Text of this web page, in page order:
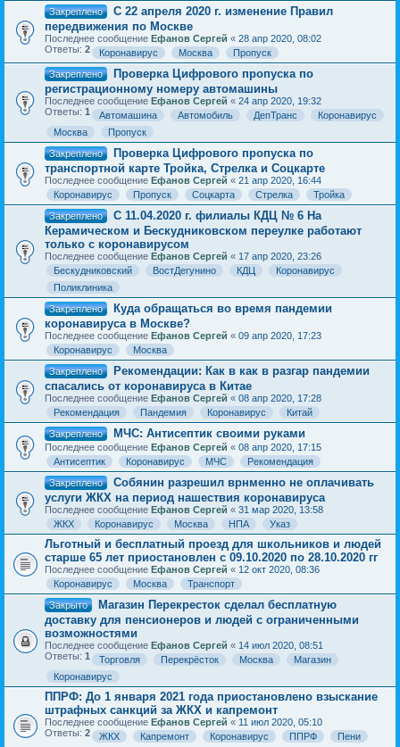
Закреплено
С 22 апреля 2020 г. изменение Правил
передвижения по Москве
Последнее сообщение Ефанов Сергей « 28 апр 2020, 08:02
Ответы: 2 Коронавирус Москва
Пропуск
Закреплено
Проверка Цифрового пропуска по
регистрационному номеру автомашины
Последнее сообщение Ефанов Сергей « 24 апр 2020, 19:32
Ответы: 1 Автомашина Автомобиль ДепТранс
Коронавирус
Москва
Пропуск
Закреплено
Проверка Цифрового пропуска по
транспортной карте Тройка, Стрелка и Соцкарте
Последнее сообщение Ефанов Сергей « 21 апр 2020, 16:44
Коронавирус
Пропуск Соцкарта Стрелка
Тройка
Закреплено
С 11.04.2020 г. филиалы КДЦ № 6 На
Керамическом и Бескудниковском переулке работают
только с коронавирусом
Последнее сообщение Ефанов Сергей « 17 апр 2020, 23:26
Бескудниковский
ВостДегунино КДЦ
Коронавирус
Поликлиника
Закреплено
Куда обращаться во время пандемии
коронавируса в Москве?
Последнее сообщение Ефанов Сергей « 09 апр 2020, 17:23
Коронавирус
Москва
Закреплено
Рекомендации: Как в как в разгар пандемии
спасались от коронавируса в Китае
Последнее сообщение Ефанов Сергей « 08 апр 2020, 17:28
Рекомендация
Пандемия Коронавирус
Китай
Закреплено
МЧС: Антисептик своими руками
Последнее сообщение Ефанов Сергей « 08 апр 2020, 17:15
Антисептик
Коронавирус МЧС
Рекомендация
Закреплено
Собянин разрешил врнменно не оплачивать
услуги ЖКХ на период нашествия коронавируса
Последнее сообщение Ефанов Сергей « 31 мар 2020, 13:58
ЖКХ
Коронавирус Москва НПА Указ
Льготный и бесплатный проезд для школьников и людей
старше 65 лет приостановлен с 09.10.2020 по 28.10.2020 гг
Последнее сообщение Ефанов Сергей « 12 окт 2020, 08:36
Коронавирус
Москва
Транспорт
Закрыто
Магазин Перекресток сделал бесплатную
доставку для пенсионеров и людей с ограниченными
возможностями
Последнее сообщение Ефанов Сергей « 14 июл 2020, 08:51
Ответы: 1 Торговля Перекрёсток Москва
Магазин
Коронавирус
ППРФ: До 1 января 2021 года приостановлено взыскание
штрафных санкций за ЖКХ и капремонт
Последнее сообщение Ефанов Сергей « 11 июл 2020, 05:10
Ответы: 2 ЖКХ Капремонт Коронавирус ППРФ
Пени